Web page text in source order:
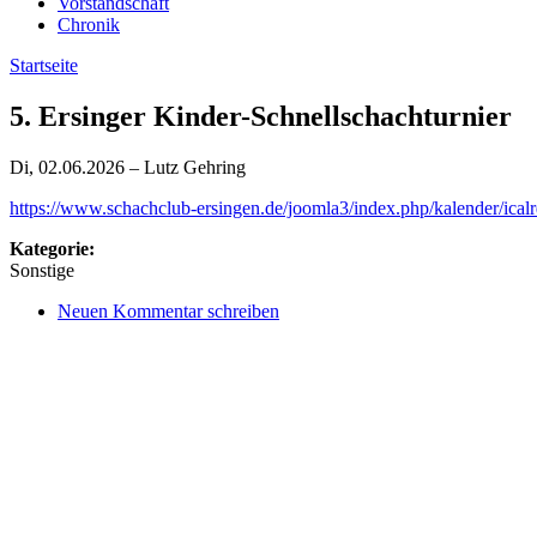
Chronik
Startseite
5. Ersinger Kinder-Schnellschachturnier
Di, 02.06.2026 – Lutz Gehring
https://www.schachclub-ersingen.de/joomla3/index.php/kalender/
Kategorie:
Sonstige
Neuen Kommentar schreiben